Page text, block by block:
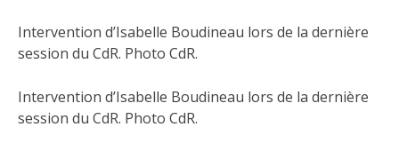
Intervention d’Isabelle Boudineau lors de la dernière
session du CdR. Photo CdR.
Intervention d’Isabelle Boudineau lors de la dernière
session du CdR. Photo CdR.